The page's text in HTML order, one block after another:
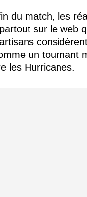
du match, les
sur le web
un tournant
les Hurricanes.